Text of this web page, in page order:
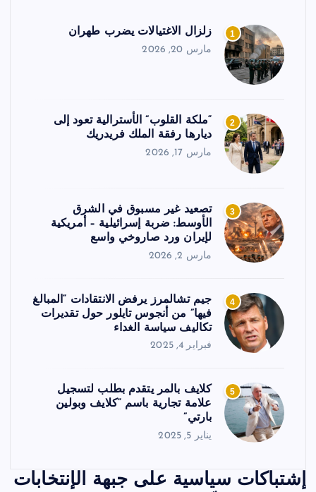
1 زلزال الاغتيالات يضرب طهران
مارس 20, 2026
2
“ملكة القلوب” الأسترالية تعود إلى
ديارها رفقة الملك فريدريك
مارس 17, 2026
3
تصعيد غير مسبوق في الشرق
الأوسط: ضربة إسرائيلية – أمريكية
لإيران ورد صاروخي واسع
مارس 2, 2026
4
جيم تشالمرز يرفض الانتقادات “المبالغ
فيها” من أنجوس تايلور حول تقديرات
تكاليف سياسة الغداء
فبراير 4, 2025
5
كلايف بالمر يتقدم بطلب لتسجيل
علامة تجارية باسم “كلايف وبولين
بارتي”
يناير 5, 2025
إشتباكات سياسية على جبهة الإنتخابات